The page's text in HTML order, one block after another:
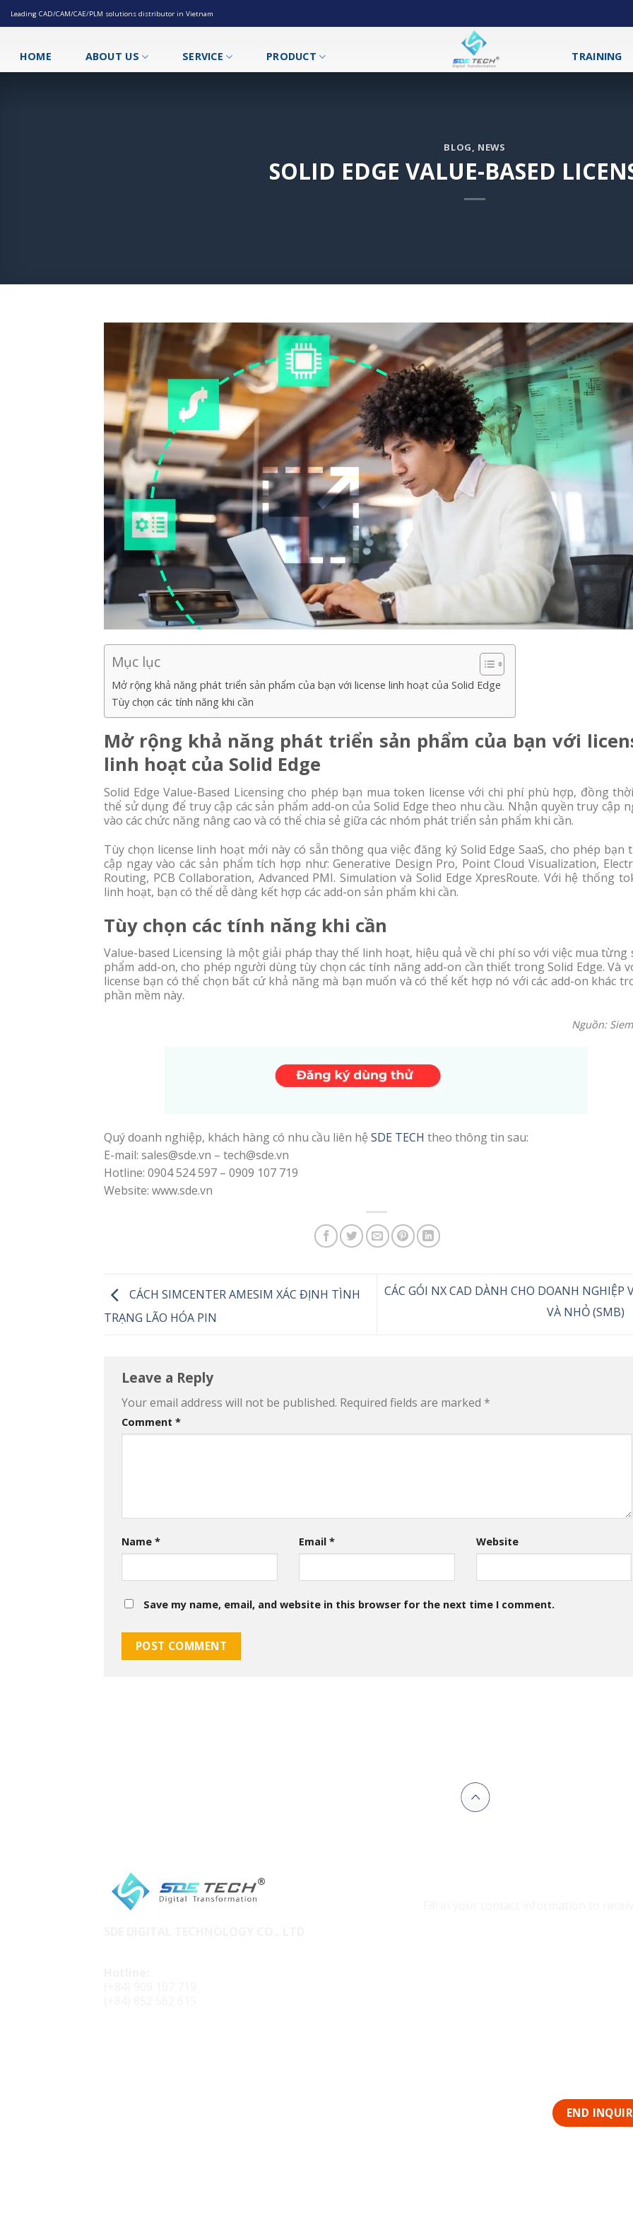
Skip
to
Leading CAD/CAM/CAE/PLM solutions distributor in Vietnam
HOME ABOUT US SERVICE PRODUCT TRAINING
BLOG, NEWS
SOLID EDGE VALUE-BASED
Mục lục
Mở rộng khả năng phát triển sản phẩm của bạn với license linh hoạt của Solid Edge
Tùy chọn các tính năng khi cần
Mở rộng khả năng phát triển sản phẩm của bạn với
linh hoạt của Solid Edge
Solid Edge Value-Based Licensing cho phép bạn mua token license với chi phí phù hợp, đồng
thể sử dụng để truy cập các sản phẩm add-on của Solid Edge theo nhu cầu. Nhận quyền truy cập
vào các chức năng nâng cao và có thể chia sẻ giữa các nhóm phát triển sản phẩm khi cần.
Tùy chọn license linh hoạt mới này có sẵn thông qua việc đăng ký Solid Edge SaaS, cho phép bạn
cập ngay vào các sản phẩm tích hợp như: Generative Design Pro, Point Cloud Visualization,
Routing, PCB Collaboration, Advanced PMI. Simulation và Solid Edge XpresRoute. Với hệ thống
linh hoạt, bạn có thể dễ dàng kết hợp các add-on sản phẩm khi cần.
Tùy chọn các tính năng khi cần
Value-based Licensing là một giải pháp thay thế linh hoạt, hiệu quả về chi phí so với việc mua từng
phẩm add-on, cho phép người dùng tùy chọn các tính năng add-on cần thiết trong Solid Edge. Và
license bạn có thể chọn bất cứ khả năng mà bạn muốn và có thể kết hợp nó với các add-on khác
phần mềm này.
Nguồn:
Quý doanh nghiệp, khách hàng có nhu cầu liên hệ SDE TECH theo thông tin sau:
E-mail: sales@sde.vn – tech@sde.vn
Hotline: 0904 524 597 – 0909 107 719
Website: www.sde.vn
CÁCH SIMCENTER AMESIM XÁC ĐỊNH TÌNH
TRẠNG LÃO HÓA PIN
CÁC GÓI NX CAD DÀNH CHO DOANH NGHIỆP
VÀ NHỎ (SMB)
Leave a Reply
Your email address will not be published. Required fields are marked *
Comment *
Name * Email * Website
Save my name, email, and website in this browser for the next time I comment.